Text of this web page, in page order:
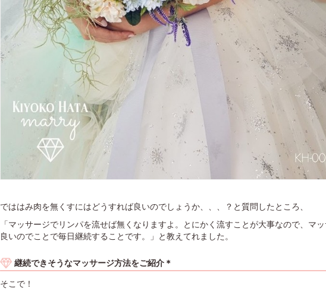
でははみ肉を無くすにはどうすれば良いのでしょうか、、、？と質問したところ、
「マッサージでリンパを流せば無くなりますよ。とにかく流すことが大事なので、マ
良いのでことで毎日継続することです。」と教えてれました。
継続できそうなマッサージ方法をご紹介＊
そこで！